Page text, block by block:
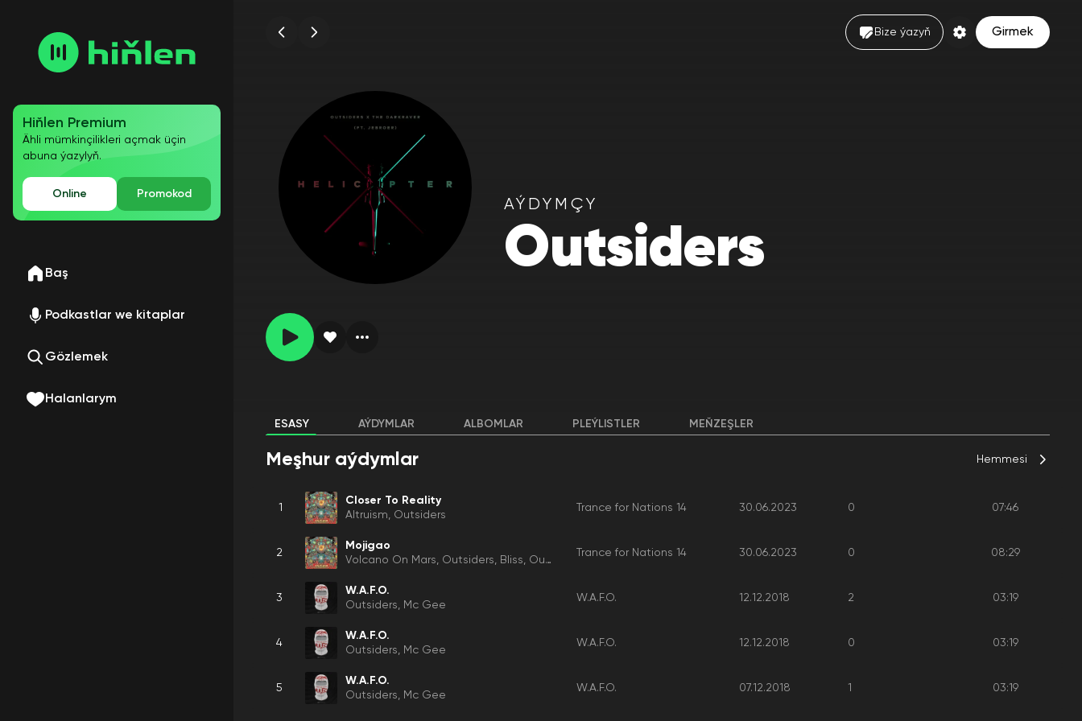
Hiňlen Premium
Ähli mümkinçilikleri açmak üçin
abuna ýazylyň.
Online Promokod
Baş
Podkastlar we kitaplar
Gözlemek
Halanlarym
Bize ýazyň Girmek
AÝDYMÇY
Outsiders
ESASY AÝDYMLAR ALBOMLAR PLEÝLISTLER MEŇZEŞLER
Meşhur aýdymlar Hemmesi
1
Closer To Reality
Altruism
Outsiders
Trance for Nations 14 30.06.2023 0 07:46
2
Mojigao
Volcano On Mars
Outsiders Bliss Outsiders, Volcano On Mars
Trance for Nations 14 30.06.2023 0 08:29
3
W.A.F.O.
Outsiders
Mc Gee
W.A.F.O. 12.12.2018 2 03:19
4
W.A.F.O.
Outsiders
Mc Gee
W.A.F.O. 12.12.2018 0 03:19
5
W.A.F.O.
Outsiders
Mc Gee
W.A.F.O. 07.12.2018 1 03:19